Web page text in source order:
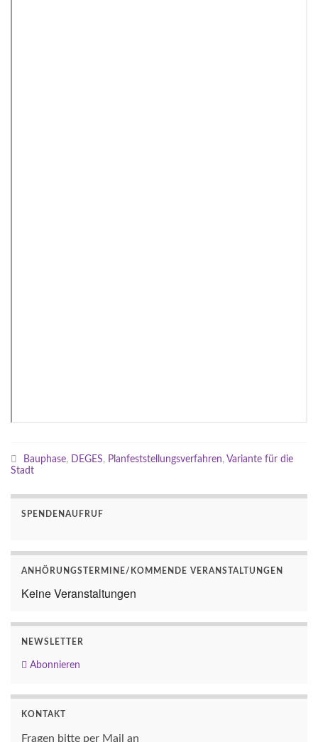
Bauphase, DEGES, Planfeststellungsverfahren, Variante für die
Stadt
SPENDENAUFRUF
ANHÖRUNGSTERMINE/KOMMENDE VERANSTALTUNGEN
Keine Veranstaltungen
NEWSLETTER
Abonnieren
KONTAKT
Fragen bitte per Mail an